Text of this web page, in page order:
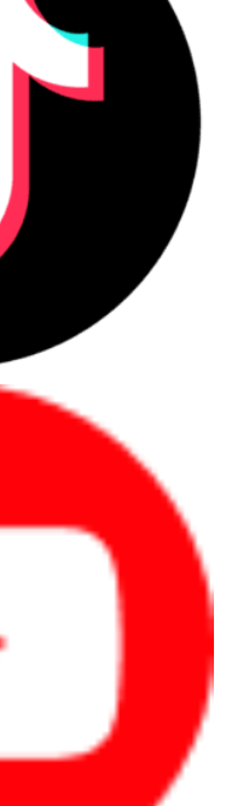
bảng iPad
được xem xét vì những lí
phần của hệ sinh thái
các sản phẩm và dịch vụ
Apple Watch và iCloud.
tương thích dễ dàng giữa
dữ liệu, tin nhắn, ảnh và
iPad được thiết kế một
liệu cao cấp và công nghệ
Retina sắc nét và độ phân
hình ảnh tuyệt vời. Ngoài
một thiết bị thời trang và
trang bị vi xử lý mạnh mẽ
xử lý mượt mà các tác
nguyên cao và chơi trò
nội dung, xem phim hoặc
vẫn trải nghiệm tốt.
hệ điều hành iOS độc
hóa cho việc sử dụng trên